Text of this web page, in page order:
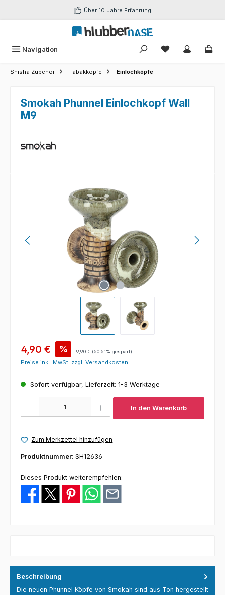
Zum Hauptinhalt springen Über 10 Jahre Erfahrung
Navigation Du hast 0
Shisha Zubehör Tabakköpfe Einlochköpfe
Smokah Phunnel Einlochkopf Wall
M9
Bildergalerie überspringen
Verkaufspreis:
4,90 € % Regulärer Preis:
9,90 € (50.51% gespart)
Preise inkl. MwSt. zzgl. Versandkosten
Sofort verfügbar, Lieferzeit: 1-3 Werktage
In den Warenkorb
Zum Merkzettel hinzufügen
Produktnummer: SH12636
Dieses Produkt weiterempfehlen:
Beschreibung
Die neuen Phunnel Köpfe von Smokah sind aus Ton hergestellt